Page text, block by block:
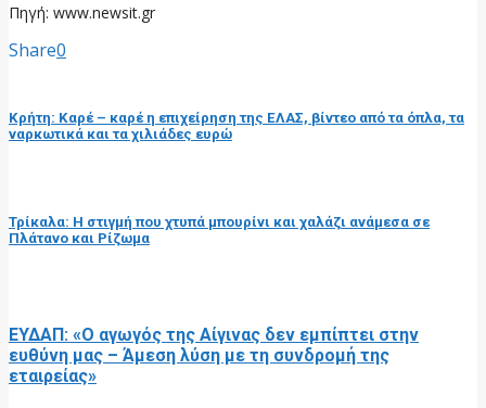
Πηγή: www.newsit.gr
Share0
Κρήτη: Καρέ – καρέ η επιχείρηση της ΕΛΑΣ, βίντεο από τα όπλα, τα
ναρκωτικά και τα χιλιάδες ευρώ
Τρίκαλα: Η στιγμή που χτυπά μπουρίνι και χαλάζι ανάμεσα σε
Πλάτανο και Ρίζωμα
ΕΥΔΑΠ: «Ο αγωγός της Αίγινας δεν εμπίπτει στην
ευθύνη μας – Άμεση λύση με τη συνδρομή της
εταιρείας»